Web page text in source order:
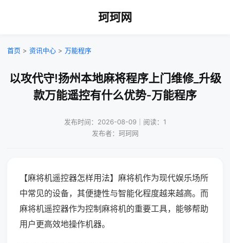
珂珂网
首页 > 资讯中心 > 万能程序
以攻代守!扬州本地麻将程序上门维修_升级
款万能遥控有什么优势-万能程序
发布时间：2026-08-09｜阅读：1
发布者：珂珂网
【麻将机遥控器怎样用法】麻将机作为现代娱乐场所
中常见的设备，其便捷性与智能化程度越来越高。而
麻将机遥控器作为控制麻将机的重要工具，能够帮助
用户更高效地操作机器。